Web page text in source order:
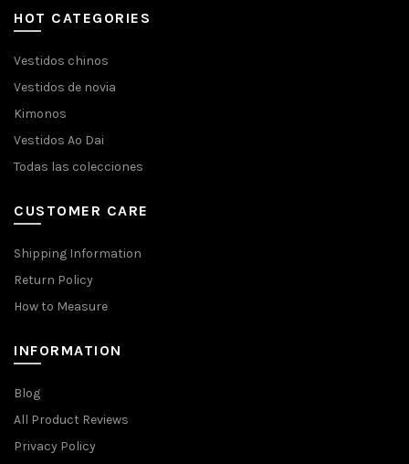
HOT CATEGORIES
Vestidos chinos
Vestidos de novia
Kimonos
Vestidos Ao Dai
Todas las colecciones
CUSTOMER CARE
Shipping Information
Return Policy
How to Measure
INFORMATION
Blog
All Product Reviews
Privacy Policy